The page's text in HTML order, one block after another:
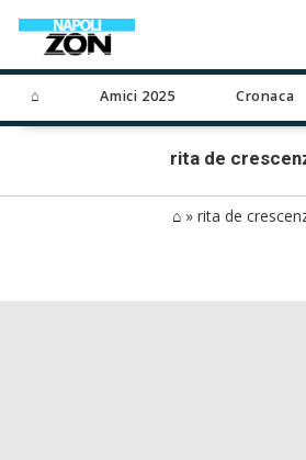
⌂ Amici 2025 Cronaca
rita de
⌂ » rita de